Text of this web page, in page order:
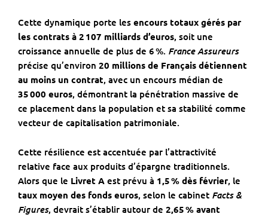
Cette dynamique porte les encours totaux gérés par
les contrats à 2 107 milliards d’euros, soit une
croissance annuelle de plus de 6 %. France Assureurs
précise qu’environ 20 millions de Français détiennent
au moins un contrat, avec un encours médian de
35 000 euros, démontrant la pénétration massive de
ce placement dans la population et sa stabilité comme
vecteur de capitalisation patrimoniale.
Cette résilience est accentuée par l’attractivité
relative face aux produits d’épargne traditionnels.
Alors que le Livret A est prévu à 1,5 % dès février, le
taux moyen des fonds euros, selon le cabinet Facts &
Figures, devrait s’établir autour de 2,65 % avant